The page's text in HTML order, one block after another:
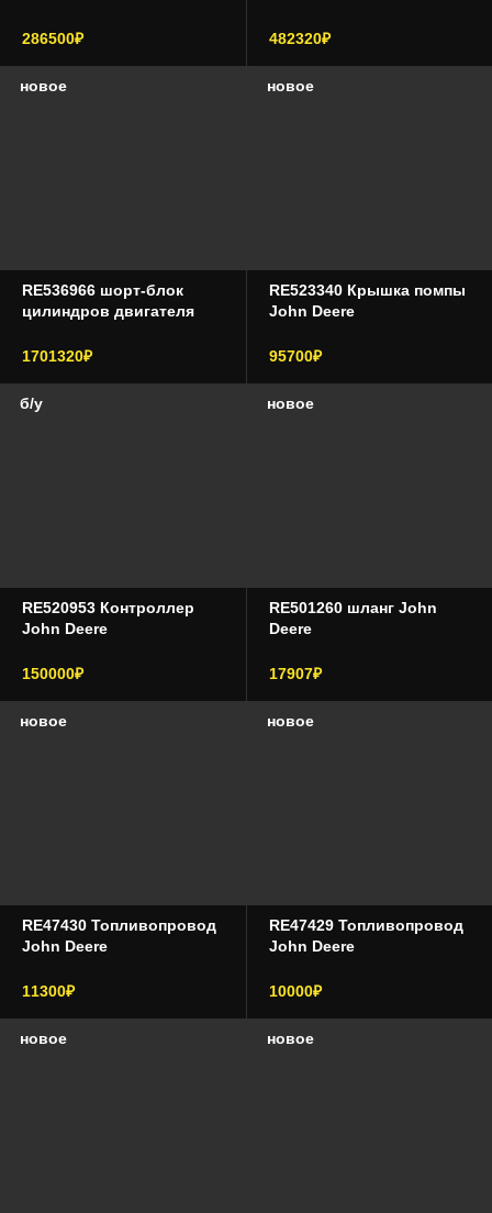
286500₽ 482320₽
новое
RE536966 шорт-блок
цилиндров двигателя
1701320₽
новое
RE523340 Крышка помпы
John Deere
95700₽
б/у
RE520953 Контроллер
John Deere
150000₽
новое
RE501260 шланг John
Deere
17907₽
новое
RE47430 Топливопровод
John Deere
11300₽
новое
RE47429 Топливопровод
John Deere
10000₽
новое новое